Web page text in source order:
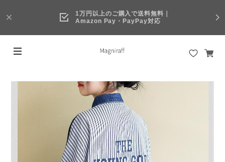
1万円以上のご購入で送料無料｜
Amazon Pay・PayPay対応